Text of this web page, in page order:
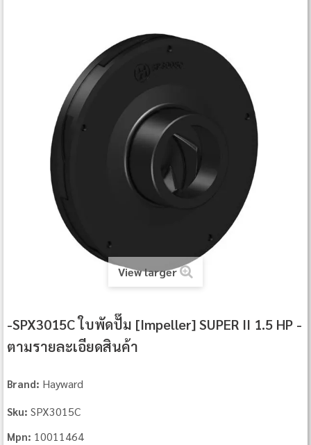
View larger
-SPX3015C ใบพัดปั๊ม [Impeller] SUPER II 1.5 HP -
ตามรายละเอียดสินค้า
Brand: Hayward
Sku: SPX3015C
Mpn: 10011464